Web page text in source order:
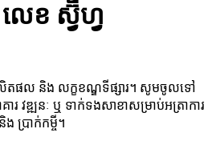
លេខ ស្វ៊ីហ្វ
ផលិតផល និង លក្ខខណ្ឌទីផ្សារ។ សូមចូលទៅ
ារ វឌ្ឍនៈ ឬ ទាក់ទងសាខាសម្រាប់អត្រាការ
ប្រាក់កម្ចី។